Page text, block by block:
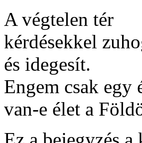
A végtelen tér
kérdésekkel
és idegesít.
Engem csak egy
van-e élet a